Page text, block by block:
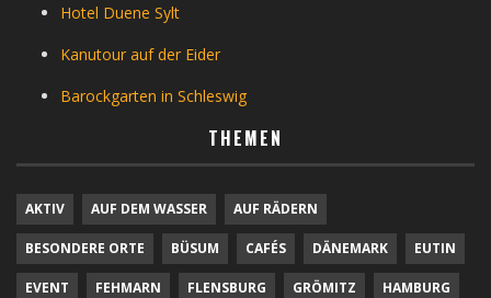
Hotel Duene Sylt
Kanutour auf der Eider
Barockgarten in Schleswig
THEMEN
AKTIV AUF DEM WASSER AUF RÄDERN
BESONDERE ORTE BÜSUM CAFÉS DÄNEMARK EUTIN
EVENT FEHMARN FLENSBURG GRÖMITZ HAMBURG